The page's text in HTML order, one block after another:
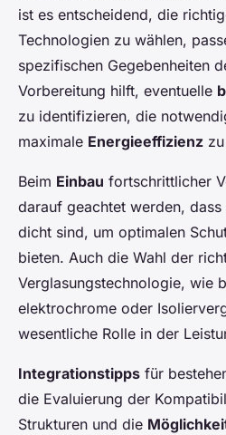
ist es entscheidend, die
Technologien zu wählen,
spezifischen Gegebenheiten
Vorbereitung hilft, eventuelle
zu identifizieren, die
maximale Energieeffizienz
Beim Einbau fortschrittlicher
darauf geachtet werden, dass
dicht sind, um optimalen
bieten. Auch die Wahl der
Verglasungstechnologie, wie
elektrochrome oder
wesentliche Rolle in der
Integrationstipps für
die Evaluierung der
Strukturen und die